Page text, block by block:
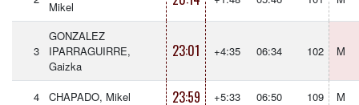
Mikel
3
GONZALEZ
IPARRAGUIRRE,
Gaizka
23:01 +4:35 06:34 102 M
4 CHAPADO, Mikel 23:59 +5:33 06:50 109 M